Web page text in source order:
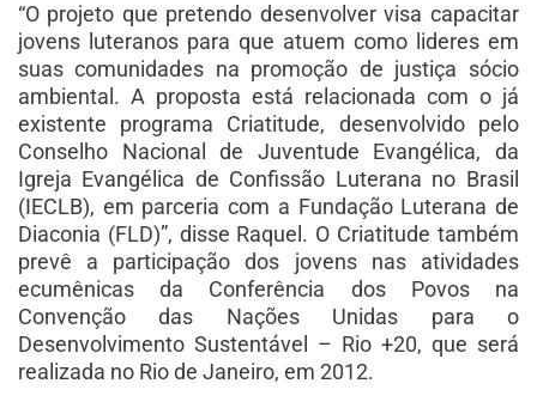
“O projeto que pretendo desenvolver visa capacitar
jovens luteranos para que atuem como lideres em
suas comunidades na promoção de justiça sócio
ambiental. A proposta está relacionada com o já
existente programa Criatitude, desenvolvido pelo
Conselho Nacional de Juventude Evangélica, da
Igreja Evangélica de Confissão Luterana no Brasil
(IECLB), em parceria com a Fundação Luterana de
Diaconia (FLD)”, disse Raquel. O Criatitude também
prevê a participação dos jovens nas atividades
ecumênicas da Conferência dos Povos na
Convenção das Nações Unidas para o
Desenvolvimento Sustentável – Rio +20, que será
realizada no Rio de Janeiro, em 2012.